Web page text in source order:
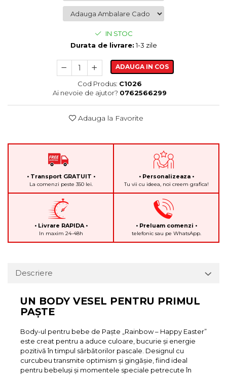
IN STOC
Durata de livrare:1-3 zile
ADAUGA IN COS
Cod Produs: C1026
Ai nevoie de ajutor? 0762566299
Adauga la Favorite
• Transport GRATUIT •
La comenzi peste 350 lei.
• Personalizeaza •
Tu vii cu ideea, noi creem grafica!
• Livrare RAPIDA •
In maxim 24-48h
• Preluam comenzi •
telefonic sau pe WhatsApp.
Descriere
UN BODY VESEL PENTRU PRIMUL
PAȘTE
Body-ul pentru bebe de Paște „Rainbow – Happy Easter”
este creat pentru a aduce culoare, bucurie și energie
pozitivă în timpul sărbătorilor pascale. Designul cu
curcubeu transmite optimism și gingășie, fiind ideal
pentru bebeluși și momentele speciale petrecute în